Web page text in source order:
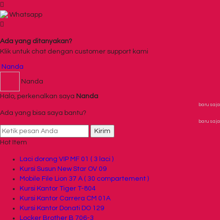
Whatsapp
Ada yang ditanyakan?
Klik untuk chat dengan customer support kami
Nanda
Nanda
Halo, perkenalkan saya Nanda
baru saja
Ada yang bisa saya bantu?
baru saja
Kirim
Hot Item
Laci dorong VIP MF 01 ( 3 laci )
Kursi Susun New Star OV 09
Mobile File Lion 37 A ( 30 compartement )
Kursi Kantor Tiger T-804
Kursi Kantor Carrera CM 01A
Kursi Kantor Donati DO 129
Locker Brother B 706-3